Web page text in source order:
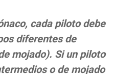
cada piloto debe
diferentes de
mojado). Si un piloto
o de mojado